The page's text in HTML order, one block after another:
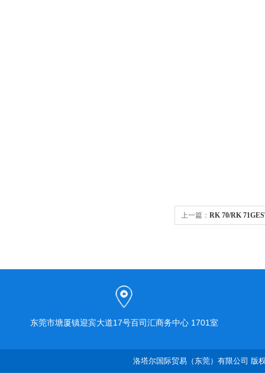
上一篇： RK 70/RK
东莞市塘厦镇迎宾大道17号百司汇商务中心 1701室
洛塔尔国际贸易（东莞）有限公司 版